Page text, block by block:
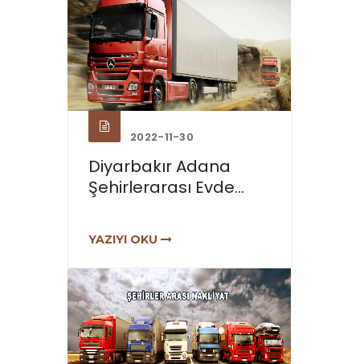
2022-11-30
Diyarbakır Adana
Şehirlerarası Evde...
YAZIYI OKU